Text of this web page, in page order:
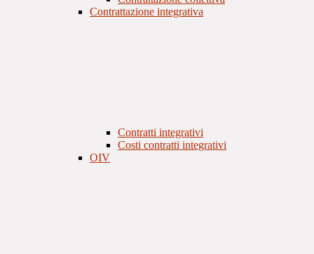
Contrattazione integrativa
Contratti integrativi
Costi contratti integrativi
OIV